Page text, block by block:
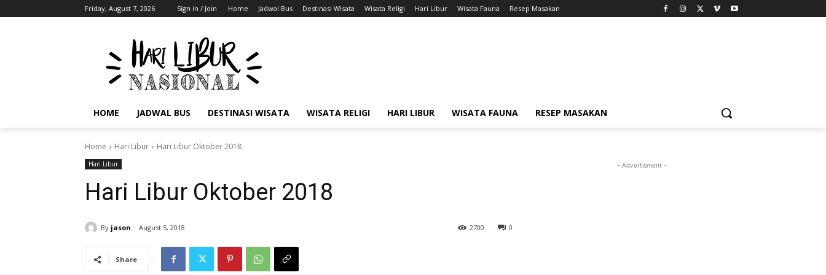
Friday, August 7, 2026 Sign in / Join Home Jadwal Bus Destinasi Wisata Wisata Religi Hari Libur Wisata Fauna Resep Masakan
HOME JADWAL BUS DESTINASI WISATA WISATA RELIGI HARI LIBUR WISATA FAUNA RESEP MASAKAN
Home Hari Libur Hari Libur Oktober 2018
Hari Libur
Hari Libur Oktober 2018
By jason August 5, 2018 0
2700
Share
- Advertisment -